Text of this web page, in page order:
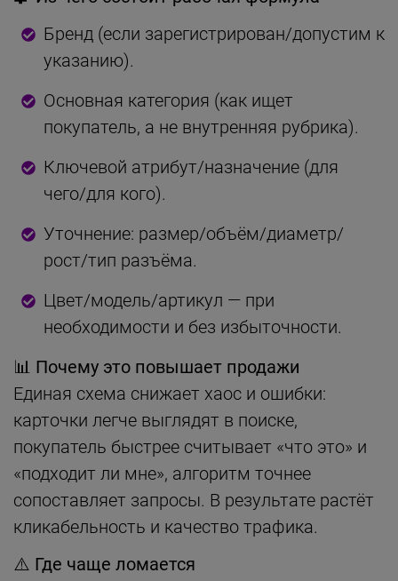
Бренд (если зарегистрирован/допустим к
указанию).
Основная категория (как ищет
покупатель, а не внутренняя рубрика).
Ключевой атрибут/назначение (для
чего/для кого).
Уточнение: размер/объём/диаметр/
рост/тип разъёма.
Цвет/модель/артикул — при
необходимости и без избыточности.
📊 Почему это повышает продажи
Единая схема снижает хаос и ошибки:
карточки легче выглядят в поиске,
покупатель быстрее считывает «что это» и
«подходит ли мне», алгоритм точнее
сопоставляет запросы. В результате растёт
кликабельность и качество трафика.
⚠️ Где чаще ломается